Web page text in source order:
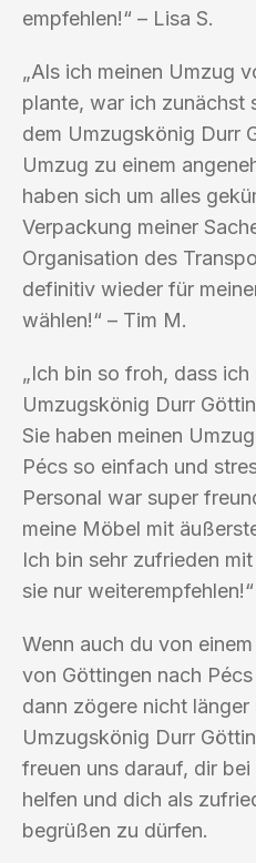
empfehlen!“ – Lisa S.
„Als ich meinen Umzug
plante, war ich zunächst
dem Umzugskönig Durr
Umzug zu einem
haben sich um alles
Verpackung meiner
Organisation des
definitiv wieder für
wählen!“ – Tim M.
„Ich bin so froh, dass
Umzugskönig Durr
Sie haben meinen
Pécs so einfach und
Personal war super
meine Möbel mit
Ich bin sehr zufrieden
sie nur
Wenn auch du von
von Göttingen nach
dann zögere nicht
Umzugskönig Durr
freuen uns darauf, dir
helfen und dich als
begrüßen zu dürfen.